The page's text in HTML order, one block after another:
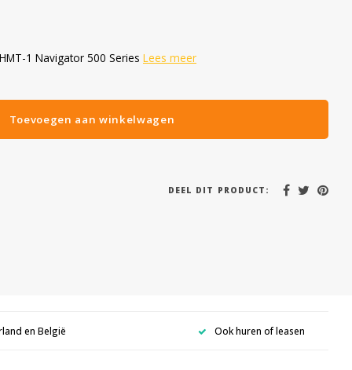
1 Navigator 500 Series Lees meer
Toevoegen aan winkelwagen
DEEL DIT PRODUCT:
en België Ook huren of leasen